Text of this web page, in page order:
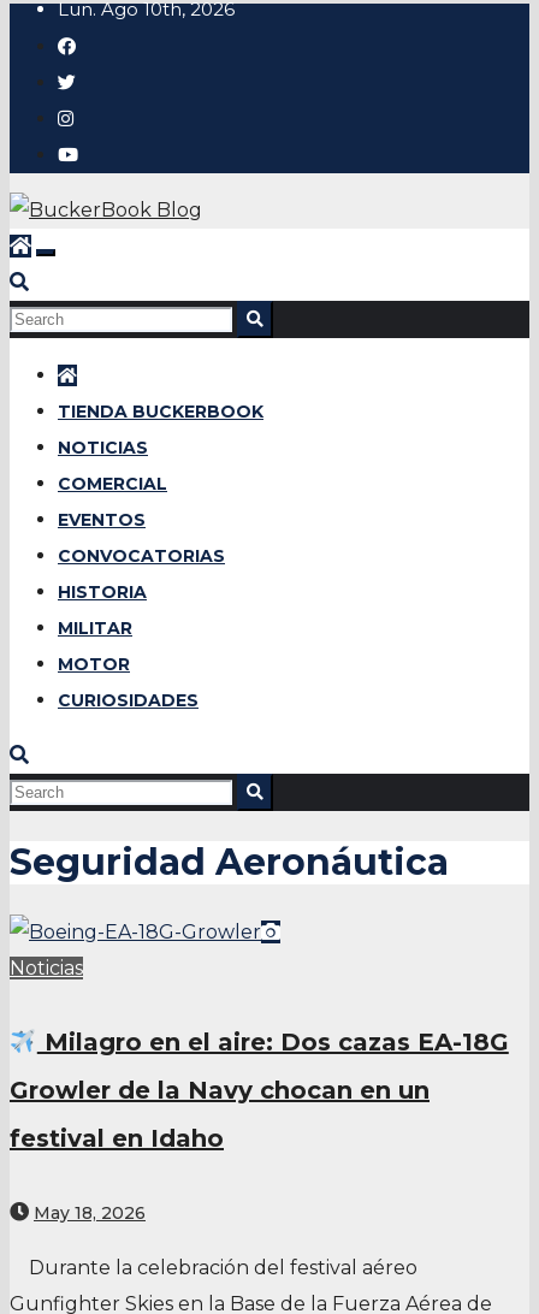
Lun. Ago 10th, 2026
TIENDA BUCKERBOOK
NOTICIAS
COMERCIAL
EVENTOS
CONVOCATORIAS
HISTORIA
MILITAR
MOTOR
CURIOSIDADES
Seguridad Aeronáutica
Noticias
Milagro en el aire: Dos cazas EA-18G
Growler de la Navy chocan en un
festival en Idaho
May 18, 2026
Durante la celebración del festival aéreo
Gunfighter Skies en la Base de la Fuerza Aérea de